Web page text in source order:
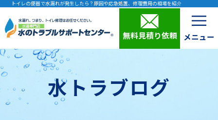
トイレの便器で水漏れが発生したら？原因や応急処置、修理費用の相場を紹介
無料見積り依頼
水トラブログ